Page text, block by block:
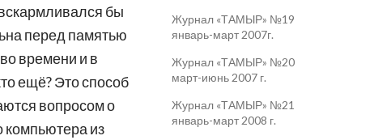
бы
перед памятью
времени и в
ещё? Это способ
вопросом о
компьютера из
Журнал «ТАМЫР» №19
январь-март 2007г.
Журнал «ТАМЫР» №20
март-июнь 2007 г.
Журнал «ТАМЫР» №21
январь-март 2008 г.